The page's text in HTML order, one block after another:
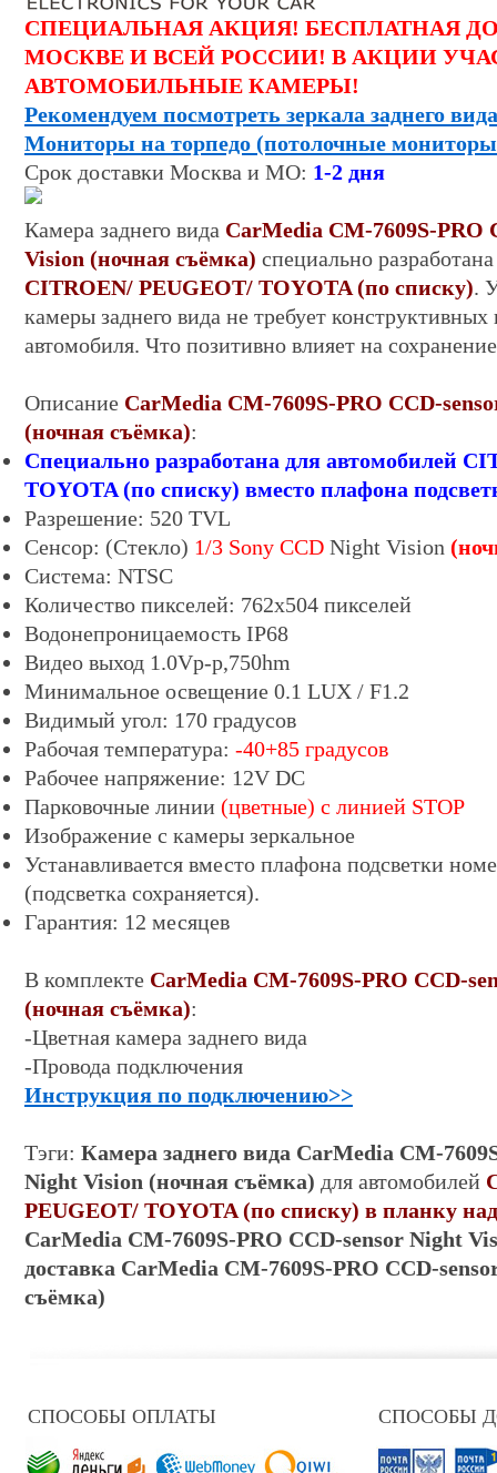
СПЕЦИАЛЬНАЯ АКЦИЯ! БЕСПЛАТНАЯ
МОСКВЕ И ВСЕЙ РОССИИ! В АКЦИИ
АВТОМОБИЛЬНЫЕ КАМЕРЫ!
Рекомендуем посмотреть зеркала заднего
Мониторы на торпедо (потолочные
Срок доставки Москва и МО: 1-2 дня
Камера заднего вида CarMedia CM-7609S-PRO
Vision (ночная съёмка) специально
CITROEN/ PEUGEOT/ TOYOTA (по списку).
камеры заднего вида не требует
автомобиля. Что позитивно влияет на
Описание CarMedia CM-7609S-PRO CCD-
(ночная съёмка):
Специально разработана для автомобилей
TOYOTA (по списку) вместо плафона
Разрешение: 520 TVL
Сенсор: (Стекло) 1/3 Sony CCD Night Vision (
Система: NTSC
Количество пикселей: 762х504 пикселей
Водонепроницаемость IP68
Видео выход 1.0Vp-p,750hm
Минимальное освещение 0.1 LUX / F1.2
Видимый угол: 170 градусов
Рабочая температура: -40+85 градусов
Рабочее напряжение: 12V DC
Парковочные линии (цветные) с линией STOP
Изображение с камеры зеркальное
Устанавливается вместо плафона подсветки
(подсветка сохраняется).
Гарантия: 12 месяцев
В комплекте CarMedia CM-7609S-PRO CCD-
(ночная съёмка):
-Цветная камера заднего вида
-Провода подключения
Инструкция по подключению>>
Тэги: Камера заднего вида CarMedia CM-
Night Vision (ночная съёмка) для автомобилей
PEUGEOT/ TOYOTA (по списку) в планку
CarMedia CM-7609S-PRO CCD-sensor Night
доставка CarMedia CM-7609S-PRO CCD-
съёмка)
СПОСОБЫ ОПЛАТЫ СПОСОБЫ